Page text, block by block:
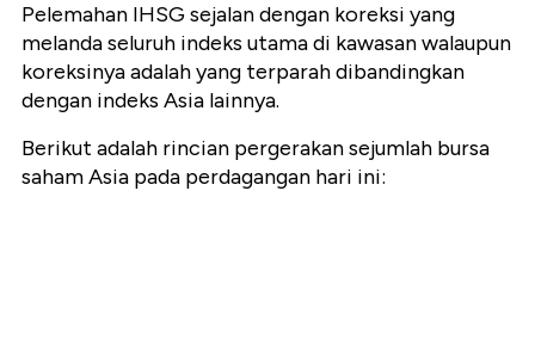
Pelemahan IHSG sejalan dengan koreksi yang
melanda seluruh indeks utama di kawasan walaupun
koreksinya adalah yang terparah dibandingkan
dengan indeks Asia lainnya.
Berikut adalah rincian pergerakan sejumlah bursa
saham Asia pada perdagangan hari ini: